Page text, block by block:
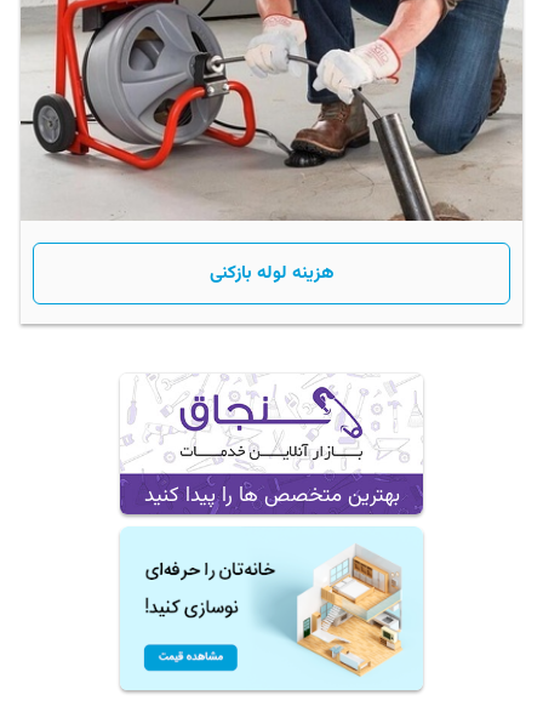
هزینه لوله بازکنی
بهترین متخصص ها را پیدا کنید